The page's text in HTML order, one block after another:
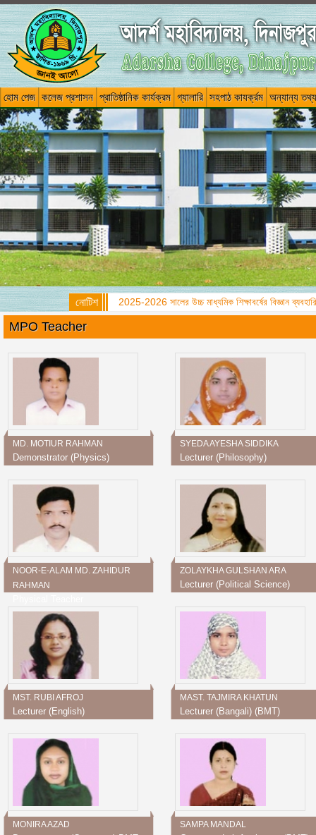
হোম পেজ কলেজ প্রশাসন প্রাতিষ্ঠানিক কার্যক্রম গ্যালারি সহপাঠ কাযর্ক্রম অন্যান্য তথ্য
নোটিশ 2025-2026 সালের উচ্চ মাধ্যমিক শিক্ষাবর্ষের বিজ্ঞান
MPO Teacher
MD. MOTIUR RAHMAN
Demonstrator (Physics)
SYEDA AYESHA SIDDIKA
Lecturer (Philosophy)
NOOR-E-ALAM MD. ZAHIDUR
RAHMAN
ZOLAYKHA GULSHAN ARA
Lecturer (Political Science)
MST. RUBI AFROJ
Lecturer (English)
MAST. TAJMIRA KHATUN
Lecturer (Bangali) (BMT)
MONIRA AZAD SAMPA MANDAL